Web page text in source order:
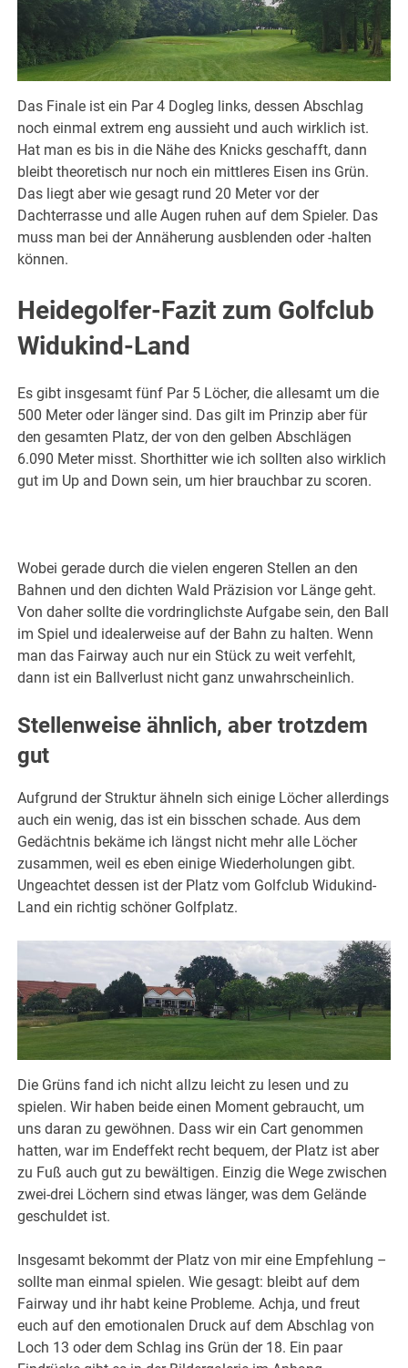
Das Finale ist ein Par 4 Dogleg links, dessen Abschlag
noch einmal extrem eng aussieht und auch wirklich ist.
Hat man es bis in die Nähe des Knicks geschafft, dann
bleibt theoretisch nur noch ein mittleres Eisen ins Grün.
Das liegt aber wie gesagt rund 20 Meter vor der
Dachterrasse und alle Augen ruhen auf dem Spieler. Das
muss man bei der Annäherung ausblenden oder -halten
können.
Heidegolfer-Fazit zum Golfclub
Widukind-Land
Es gibt insgesamt fünf Par 5 Löcher, die allesamt um die
500 Meter oder länger sind. Das gilt im Prinzip aber für
den gesamten Platz, der von den gelben Abschlägen
6.090 Meter misst. Shorthitter wie ich sollten also wirklich
gut im Up and Down sein, um hier brauchbar zu scoren.
Wobei gerade durch die vielen engeren Stellen an den
Bahnen und den dichten Wald Präzision vor Länge geht.
Von daher sollte die vordringlichste Aufgabe sein, den Ball
im Spiel und idealerweise auf der Bahn zu halten. Wenn
man das Fairway auch nur ein Stück zu weit verfehlt,
dann ist ein Ballverlust nicht ganz unwahrscheinlich.
Stellenweise ähnlich, aber trotzdem
gut
Aufgrund der Struktur ähneln sich einige Löcher allerdings
auch ein wenig, das ist ein bisschen schade. Aus dem
Gedächtnis bekäme ich längst nicht mehr alle Löcher
zusammen, weil es eben einige Wiederholungen gibt.
Ungeachtet dessen ist der Platz vom Golfclub Widukind-
Land ein richtig schöner Golfplatz.
Die Grüns fand ich nicht allzu leicht zu lesen und zu
spielen. Wir haben beide einen Moment gebraucht, um
uns daran zu gewöhnen. Dass wir ein Cart genommen
hatten, war im Endeffekt recht bequem, der Platz ist aber
zu Fuß auch gut zu bewältigen. Einzig die Wege zwischen
zwei-drei Löchern sind etwas länger, was dem Gelände
geschuldet ist.
Insgesamt bekommt der Platz von mir eine Empfehlung –
sollte man einmal spielen. Wie gesagt: bleibt auf dem
Fairway und ihr habt keine Probleme. Achja, und freut
euch auf den emotionalen Druck auf dem Abschlag von
Loch 13 oder dem Schlag ins Grün der 18. Ein paar